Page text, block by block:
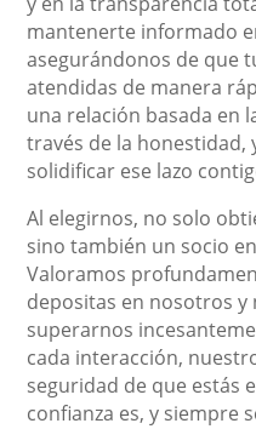
mantenerte informado
asegurándonos de que
atendidas de manera
una relación basada en
través de la honestidad,
solidificar ese lazo
Al elegirnos, no solo
sino también un socio
Valoramos
depositas en nosotros y
superarnos
cada interacción,
seguridad de que estás
confianza es, y siempre